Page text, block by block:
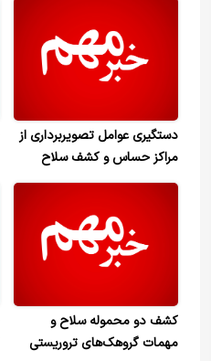
دستگیری عوامل تصویربرداری از
مراکز حساس و کشف سلاح
جنگی در لرستان
کشف دو محموله سلاح و
مهمات گروهک‌های تروریستی